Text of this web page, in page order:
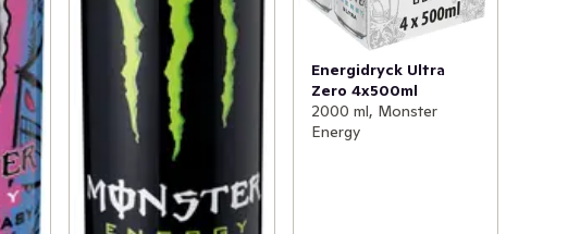
Energidryck Ultra
Zero 4x500ml
2000 ml, Monster
Energy